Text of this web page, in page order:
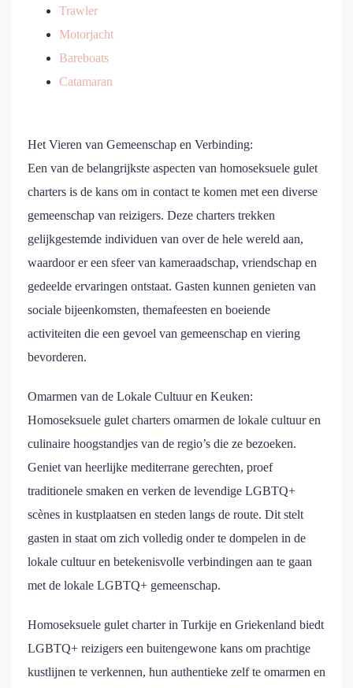
Trawler
Motorjacht
Bareboats
Catamaran
Het Vieren van Gemeenschap en Verbinding:
Een van de belangrijkste aspecten van homoseksuele gulet
charters is de kans om in contact te komen met een diverse
gemeenschap van reizigers. Deze charters trekken
gelijkgestemde individuen van over de hele wereld aan,
waardoor er een sfeer van kameraadschap, vriendschap en
gedeelde ervaringen ontstaat. Gasten kunnen genieten van
sociale bijeenkomsten, themafeesten en boeiende
activiteiten die een gevoel van gemeenschap en viering
bevorderen.
Omarmen van de Lokale Cultuur en Keuken:
Homoseksuele gulet charters omarmen de lokale cultuur en
culinaire hoogstandjes van de regio’s die ze bezoeken.
Geniet van heerlijke mediterrane gerechten, proef
traditionele smaken en verken de levendige LGBTQ+
scènes in kustplaatsen en steden langs de route. Dit stelt
gasten in staat om zich volledig onder te dompelen in de
lokale cultuur en betekenisvolle verbindingen aan te gaan
met de lokale LGBTQ+ gemeenschap.
Homoseksuele gulet charter in Turkije en Griekenland biedt
LGBTQ+ reizigers een buitengewone kans om prachtige
kustlijnen te verkennen, hun authentieke zelf te omarmen en